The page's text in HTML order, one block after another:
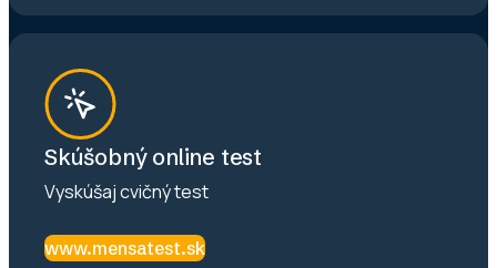
Skúšobný online test
Vyskúšaj cvičný test
www.mensatest.sk